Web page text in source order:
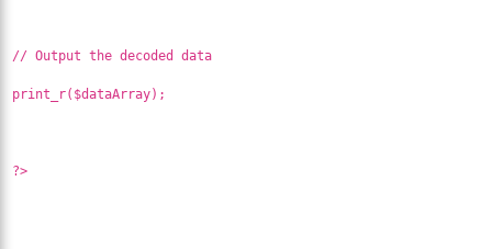
// Output the decoded data
print_r($dataArray);
?>